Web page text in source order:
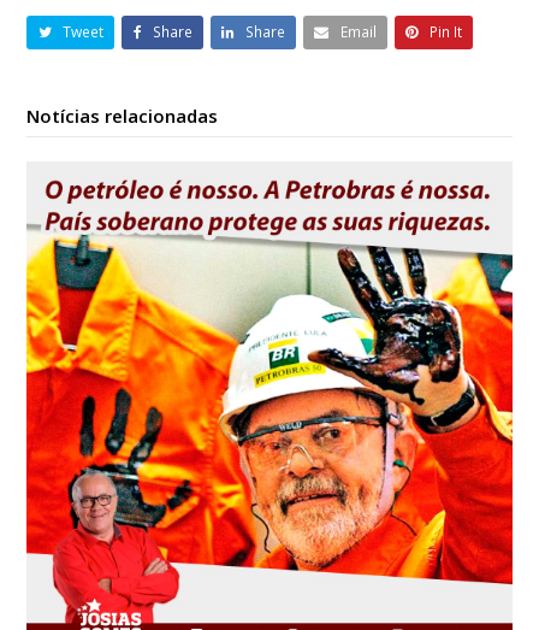
Tweet Share Share Email Pin It
Notícias relacionadas